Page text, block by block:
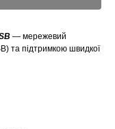
— мережевий
та підтримкою швидкої